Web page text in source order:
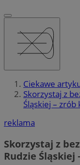
Ciekawe
Skorzystaj z
Śląskiej –
reklama
Skorzystaj z
Rudzie